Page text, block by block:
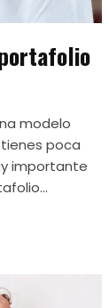
modelo
poca
importante